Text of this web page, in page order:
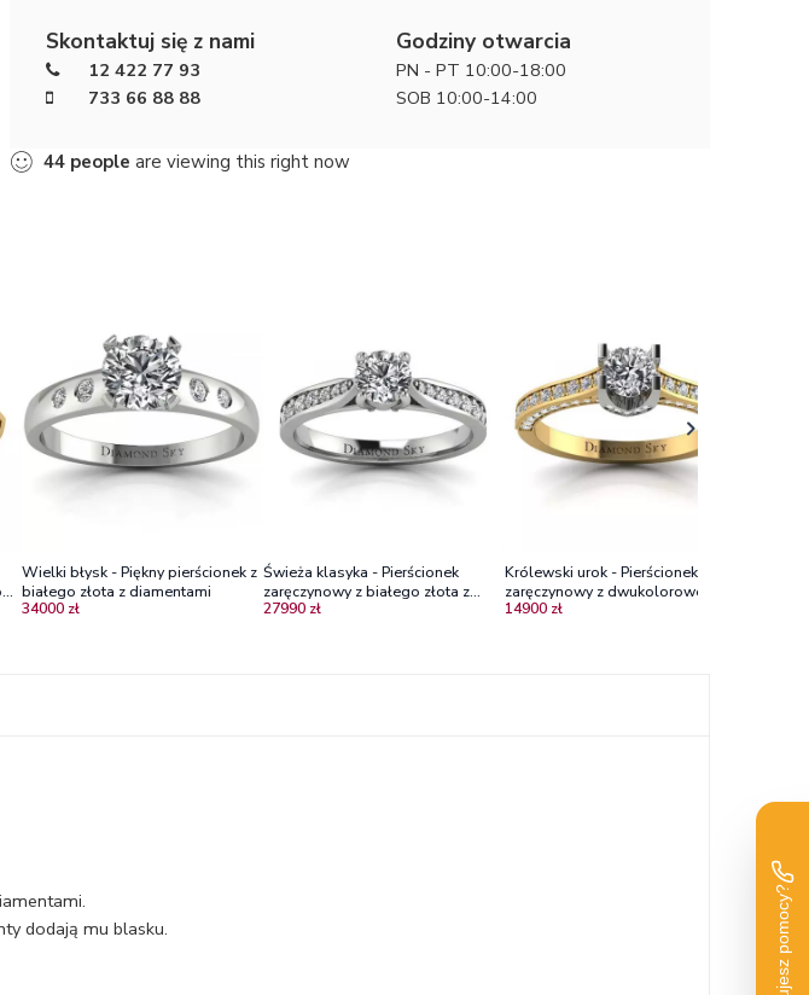
Skontaktuj się z nami
12 422 77 93
733 66 88 88
Godziny otwarcia
PN - PT 10:00-18:00
SOB 10:00-14:00
44 people are viewing this right now
Wielki błysk - Piękny pierścionek z
białego złota z diamentami
34000 zł
Świeża klasyka - Pierścionek
zaręczynowy z białego złota z
brylantami Vs2/G
27990 zł
Królewski urok - Pierścionek
zaręczynowy z dwukolorowego
złota z diamentami
14900 zł
dodają mu blasku.